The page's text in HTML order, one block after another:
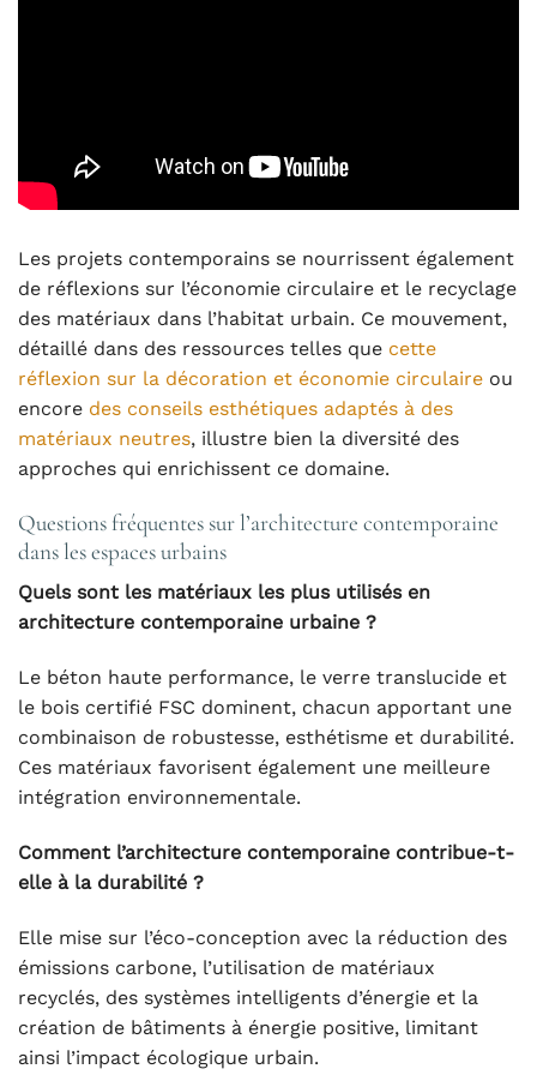
Les projets contemporains se nourrissent également
de réflexions sur l’économie circulaire et le recyclage
des matériaux dans l’habitat urbain. Ce mouvement,
détaillé dans des ressources telles que cette
réflexion sur la décoration et économie circulaire ou
encore des conseils esthétiques adaptés à des
matériaux neutres, illustre bien la diversité des
approches qui enrichissent ce domaine.
Questions fréquentes sur l’architecture contemporaine
dans les espaces urbains
Quels sont les matériaux les plus utilisés en
architecture contemporaine urbaine ?
Le béton haute performance, le verre translucide et
le bois certifié FSC dominent, chacun apportant une
combinaison de robustesse, esthétisme et durabilité.
Ces matériaux favorisent également une meilleure
intégration environnementale.
Comment l’architecture contemporaine contribue-t-
elle à la durabilité ?
Elle mise sur l’éco-conception avec la réduction des
émissions carbone, l’utilisation de matériaux
recyclés, des systèmes intelligents d’énergie et la
création de bâtiments à énergie positive, limitant
ainsi l’impact écologique urbain.